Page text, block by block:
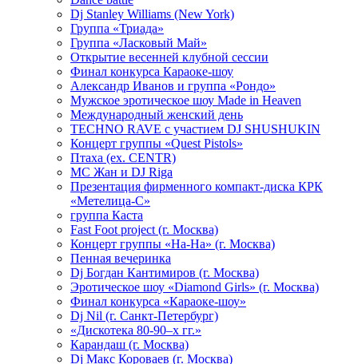
Dj Stanley Williams (New York)
Группа «Триада»
Группа «Ласковый Май»
Открытие весенней клубной сессии
Финал конкурса Караоке-шоу
Александр Иванов и группа «Рондо»
Мужское эротическое шоу Made in Heaven
Международный женский день
TECHNO RAVE с участием DJ SHUSHUKIN
Концерт группы «Quest Pistols»
Птаха (ex. CENTR)
МС Жан и DJ Riga
Презентация фирменного компакт-диска КРК
«Метелица-С»
группа Каста
Fast Foot project (г. Москва)
Концерт группы «На-На» (г. Москва)
Пенная вечеринка
Dj Богдан Кантимиров (г. Москва)
Эротическое шоу «Diamond Girls» (г. Москва)
Финал конкурса «Караоке-шоу»
Dj Nil (г. Санкт-Петербург)
«Дискотека 80-90–х гг.»
Карандаш (г. Москва)
Dj Макс Короваев (г. Москва)